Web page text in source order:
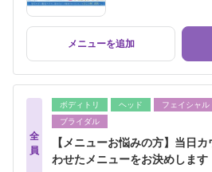
メニューを追加
全
員
ボディトリ ヘッド フェイシャル
ブライダル
【メニューお悩みの方】当日
わせたメニューをお決めします